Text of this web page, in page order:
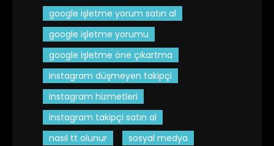
google işletme yorum satın al
google işletme yorumu
google işletme öne çıkartma
instagram düşmeyen takipçi
instagram hizmetleri
instagram takipçi satın al
nasıl tt olunur
sosyal medya